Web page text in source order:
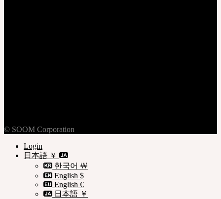
© SOOM Corporation
Login
日本語 ￥
한국어 ￦
English $
English €
日本語 ￥